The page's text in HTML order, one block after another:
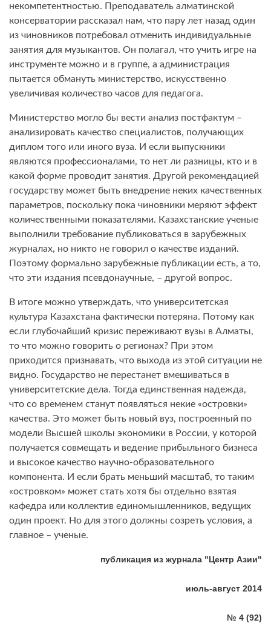
некомпетентностью. Преподаватель алматинской
консерватории рассказал нам, что пару лет назад один
из чиновников потребовал отменить индивидуальные
занятия для музыкантов. Он полагал, что учить игре на
инструменте можно и в группе, а администрация
пытается обмануть министерство, искусственно
увеличивая количество часов для педагога.
Министерство могло бы вести анализ постфактум –
анализировать качество специалистов, получающих
диплом того или иного вуза. И если выпускники
являются профессионалами, то нет ли разницы, кто и в
какой форме проводит занятия. Другой рекомендацией
государству может быть внедрение неких качественных
параметров, поскольку пока чиновники меряют эффект
количественными показателями. Казахстанские ученые
выполнили требование публиковаться в зарубежных
журналах, но никто не говорил о качестве изданий.
Поэтому формально зарубежные публикации есть, а то,
что эти издания псевдонаучные, – другой вопрос.
В итоге можно утверждать, что университетская
культура Казахстана фактически потеряна. Потому как
если глубочайший кризис переживают вузы в Алматы,
то что можно говорить о регионах? При этом
приходится признавать, что выхода из этой ситуации не
видно. Государство не перестанет вмешиваться в
университетские дела. Тогда единственная надежда,
что со временем станут появляться некие «островки»
качества. Это может быть новый вуз, построенный по
модели Высшей школы экономики в России, у которой
получается совмещать и ведение прибыльного бизнеса
и высокое качество научно-образовательного
компонента. И если брать меньший масштаб, то таким
«островком» может стать хотя бы отдельно взятая
кафедра или коллектив единомышленников, ведущих
один проект. Но для этого должны созреть условия, а
главное – ученые.
публикация из журнала "Центр Азии"
июль-август 2014
№ 4 (92)